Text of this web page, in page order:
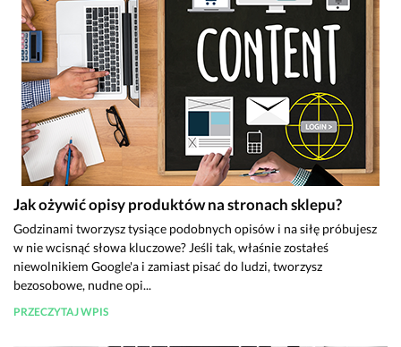
Jak ożywić opisy produktów na stronach sklepu?
Godzinami tworzysz tysiące podobnych opisów i na siłę próbujesz
w nie wcisnąć słowa kluczowe? Jeśli tak, właśnie zostałeś
niewolnikiem Google'a i zamiast pisać do ludzi, tworzysz
bezosobowe, nudne opi...
PRZECZYTAJ WPIS